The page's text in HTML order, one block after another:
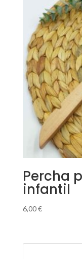
Percha
infantil
6,00€